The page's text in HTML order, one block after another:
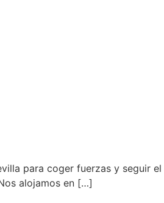
para coger fuerzas y seguir el
alojamos en […]